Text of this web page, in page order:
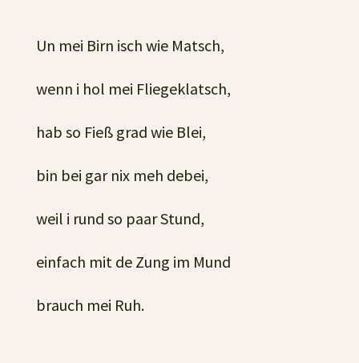
Un mei Birn isch wie Matsch,
wenn i hol mei Fliegeklatsch,
hab so Fieß grad wie Blei,
bin bei gar nix meh debei,
weil i rund so paar Stund,
einfach mit de Zung im Mund
brauch mei Ruh.